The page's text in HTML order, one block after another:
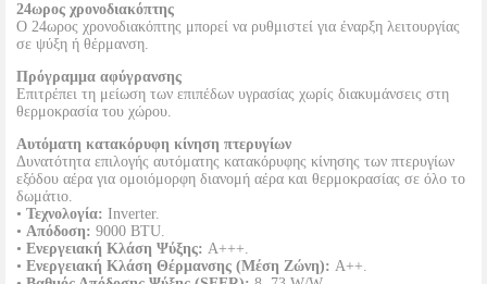
24ωρος χρονοδιακόπτης
Ο 24ωρος χρονοδιακόπτης μπορεί να ρυθμιστεί για έναρξη λειτουργίας
σε ψύξη ή θέρμανση.
Πρόγραμμα αφύγρανσης
Επιτρέπει τη μείωση των επιπέδων υγρασίας χωρίς διακυμάνσεις στη
θερμοκρασία του χώρου.
Αυτόματη κατακόρυφη κίνηση πτερυγίων
Δυνατότητα επιλογής αυτόματης κατακόρυφης κίνησης των πτερυγίων
εξόδου αέρα για ομοιόμορφη διανομή αέρα και θερμοκρασίας σε όλο το
δωμάτιο.
• Τεχνολογία: Inverter.
• Απόδοση: 9000 BTU.
• Ενεργειακή Κλάση Ψύξης: A+++.
• Ενεργειακή Κλάση Θέρμανσης (Μέση Ζώνη): A++.